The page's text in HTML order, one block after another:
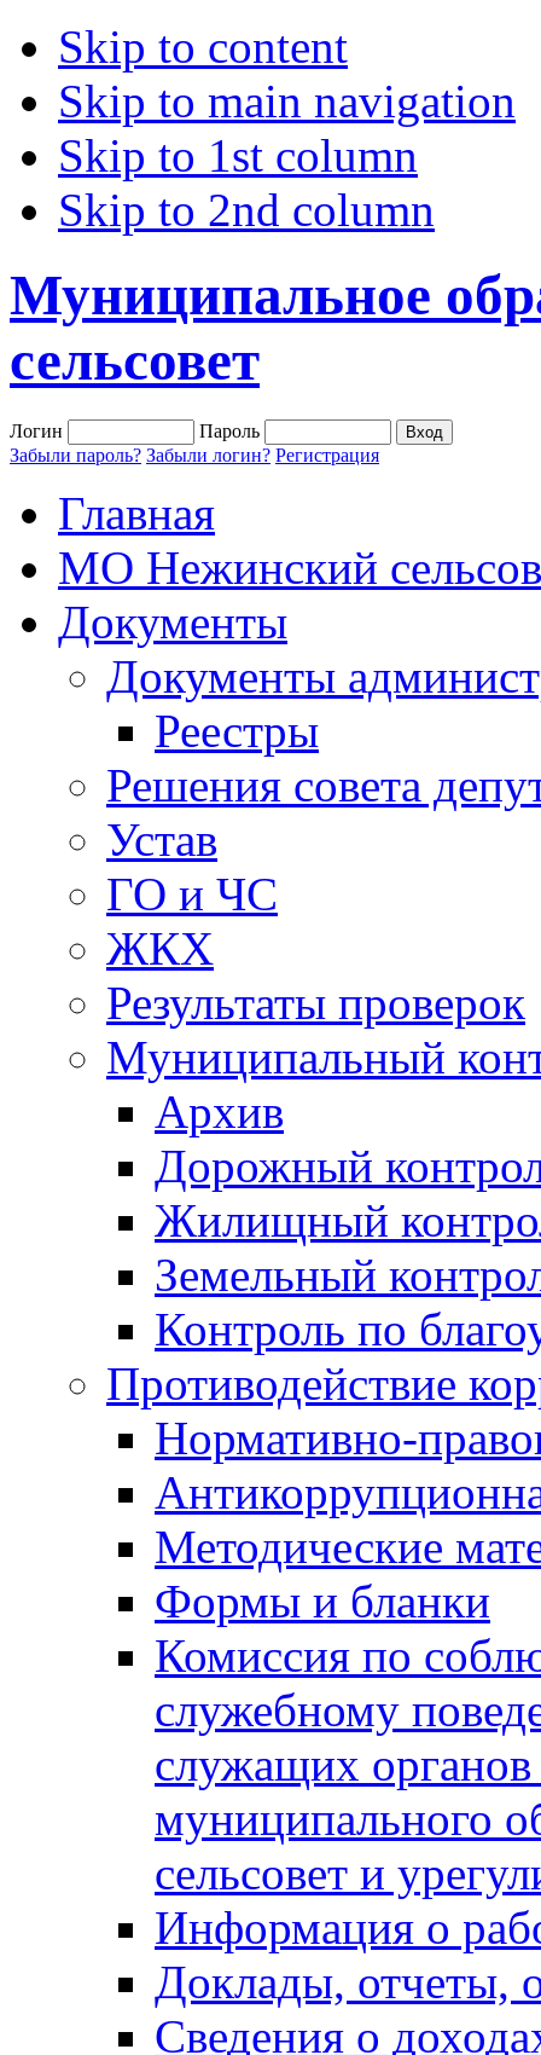
Skip to content
Skip to main navigation
Skip to 1st column
Skip to 2nd column
Муниципальное
сельсовет
Логин
Пароль
Забыли пароль? Забыли логин? Регистрация
Главная
МО Нежинский
Документы
Документы
Реестры
Решения совета
Устав
ГО и ЧС
ЖКХ
Результаты проверок
Муниципальный
Архив
Дорожный
Жилищный
Земельный
Контроль по
Противодействие
Нормативно-
Методические
Формы и бланки
Комиссия по
служебному
служащих органов
муниципального
сельсовет и
Информация о
Доклады, отчеты,
Сведения о